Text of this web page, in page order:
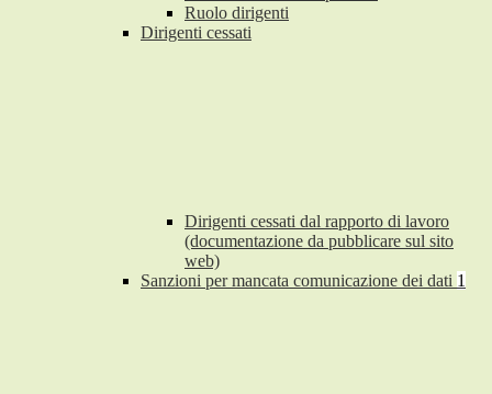
Ruolo dirigenti
Dirigenti cessati
Dirigenti cessati dal rapporto di lavoro
(documentazione da pubblicare sul sito
web)
Sanzioni per mancata comunicazione dei dati 1